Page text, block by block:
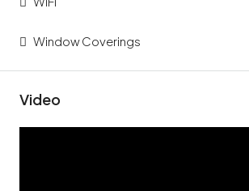
Window Coverings
Video